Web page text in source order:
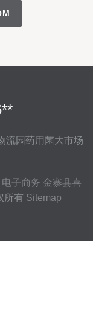
流园药用菌大市场
电子商务 金寨县喜
所有 Sitemap